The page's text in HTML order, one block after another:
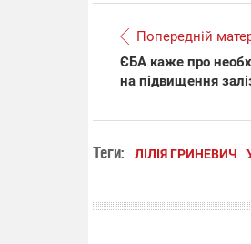
Попередній
ЄБА каже про
на підвищення
Теги: ЛІЛІЯ ГРИНЕВИЧ